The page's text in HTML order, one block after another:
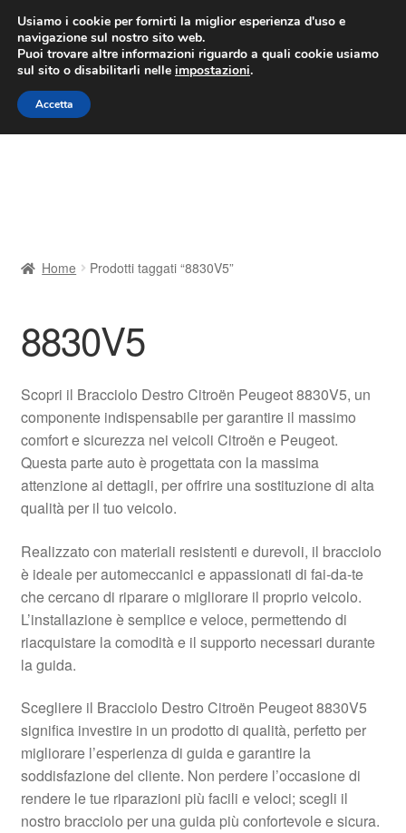
CONSEGNA da 7 EUR
Lun-Ven 9:00 - 16:00/800 580 290
Vai
alla
navigazione
Vai
al
contenuto
Contatto
Il mio account
Pagamenti
Politica sulla riservatezza
Registratore di cassa
Rimostranza
Spedizione in tutto il mondo
Termini e condizioni
Home Prodotti taggati “8830V5”
8830V5
Scopri il Bracciolo Destro Citroën Peugeot 8830V5, un
componente indispensabile per garantire il massimo
comfort e sicurezza nei veicoli Citroën e Peugeot.
Questa parte auto è progettata con la massima
attenzione ai dettagli, per offrire una sostituzione di alta
qualità per il tuo veicolo.
Realizzato con materiali resistenti e durevoli, il bracciolo
è ideale per automeccanici e appassionati di fai-da-te
che cercano di riparare o migliorare il proprio veicolo.
L’installazione è semplice e veloce, permettendo di
riacquistare la comodità e il supporto necessari durante
la guida.
Scegliere il Bracciolo Destro Citroën Peugeot 8830V5
significa investire in un prodotto di qualità, perfetto per
migliorare l’esperienza di guida e garantire la
soddisfazione del cliente. Non perdere l’occasione di
rendere le tue riparazioni più facili e veloci; scegli il
nostro bracciolo per una guida più confortevole e sicura.
Usiamo i cookie per fornirti la miglior esperienza d'uso e
navigazione sul nostro sito web.
Puoi trovare altre informazioni riguardo a quali cookie usiamo
sul sito o disabilitarli nelle impostazioni.
Accetta